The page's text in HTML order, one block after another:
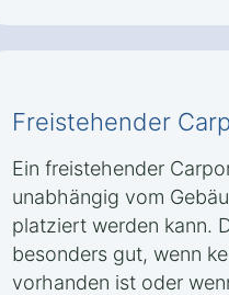
Freistehender
Ein freistehender
unabhängig vom
platziert werden kann.
besonders gut, wenn
vorhanden ist oder